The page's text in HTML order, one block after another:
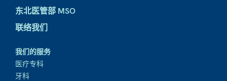
东北医管部 MSO
联络我们
我们的服务
医疗专科
牙科